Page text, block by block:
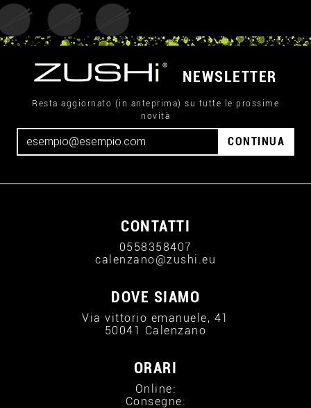
NEWSLETTER
Resta aggiornato (in anteprima) su tutte le prossime
novità
CONTINUA
CONTATTI
0558358407
calenzano@zushi.eu
DOVE SIAMO
Via vittorio emanuele, 41
50041 Calenzano
ORARI
Online:
Consegne: